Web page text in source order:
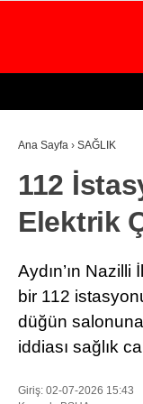
GÜNDEM
EKONOMİ
DÜNYA
SPOR
SAĞLIK
EĞİTİM
Ana Sayfa › SAĞLIK
112
Elektrik
Aydın’ın
bir 112
düğün
iddiası sağlık
Giriş: 02-07-2026 15:43